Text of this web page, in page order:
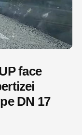
face
DN 17